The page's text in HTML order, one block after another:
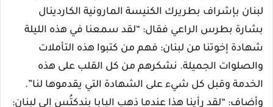
لبنان بإشراف بطريرك الكنيسة المارونية الكاردينال
بشارة بطرس الراعي فقال: “لقد سمعنا في هذه الليلة
شهادة إخوتنا من لبنان: فهم من كتبوا هذه التأملات
والصلوات الجميلة. نشكرهم من كل القلب على هذه
الخدمة وقبل كل شيء على الشهادة التي يقدموها لنا”.
وأضاف: “لقد رأينا هذا عندما ذهب البابا بندكتُس إلى لبنان: